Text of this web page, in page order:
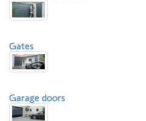
Gates
Garage doors